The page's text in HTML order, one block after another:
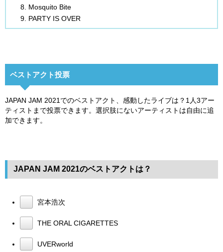
Mosquito Bite
PARTY IS OVER
ベストアクト投票
JAPAN JAM 2021でのベストアクト、感動したライブは？1人3アー
ティストまで投票できます。選択肢にないアーティストは自由に追
加できます。
JAPAN JAM 2021のベストアクトは？
宮本浩次
THE ORAL CIGARETTES
UVERworld